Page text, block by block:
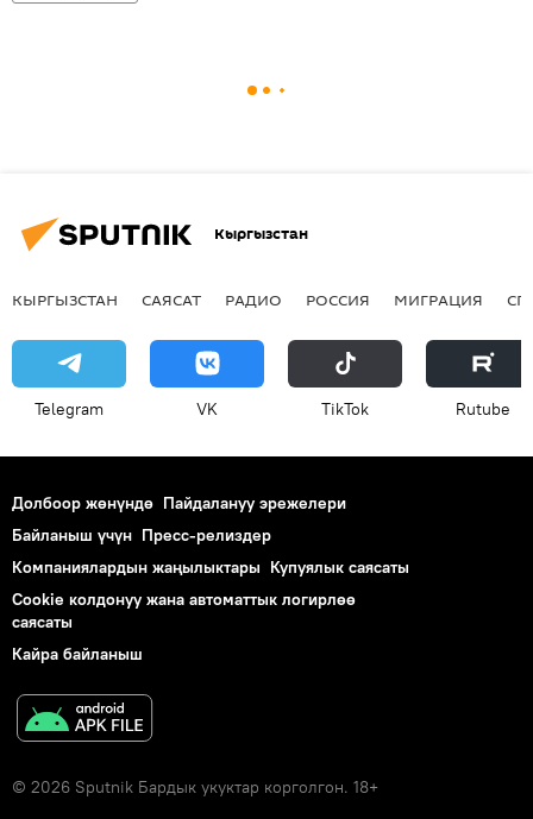
Кыргызстан
КЫРГЫЗСТАН САЯСАТ РАДИО РОССИЯ МИГРАЦИЯ
Telegram VK ТikТоk Rutube
Долбоор жөнүндө Пайдалануу эрежелери
Байланыш үчүн Пресс-релиздер
Компаниялардын жаңылыктары Купуялык саясаты
Cookie колдонуу жана автоматтык логирлөө
саясаты
Кайра байланыш
© 2026 Sputnik Бардык укуктар корголгон. 18+